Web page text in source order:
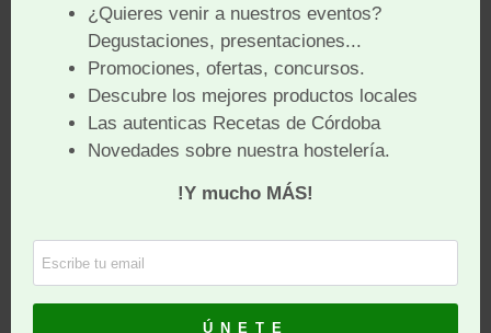
Te recomendamos nuestra secciónA beber